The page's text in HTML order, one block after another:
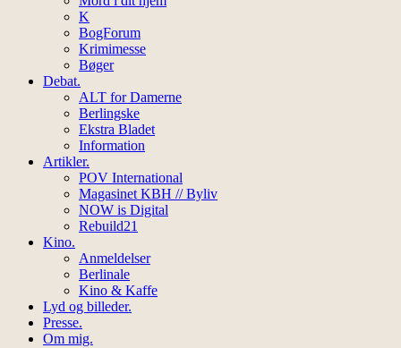
K
BogForum
Krimimesse
Bøger
Debat.
ALT for Damerne
Berlingske
Ekstra Bladet
Information
Artikler.
POV International
Magasinet KBH // Byliv
NOW is Digital
Rebuild21
Kino.
Anmeldelser
Berlinale
Kino & Kaffe
Lyd og billeder.
Presse.
Om mig.